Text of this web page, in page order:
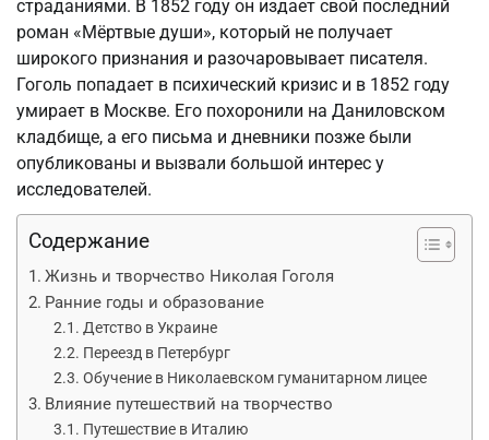
страданиями. В 1852 году он издает свой последний
роман «Мёртвые души», который не получает
широкого признания и разочаровывает писателя.
Гоголь попадает в психический кризис и в 1852 году
умирает в Москве. Его похоронили на Даниловском
кладбище, а его письма и дневники позже были
опубликованы и вызвали большой интерес у
исследователей.
Содержание
Жизнь и творчество Николая Гоголя
Ранние годы и образование
Детство в Украине
Переезд в Петербург
Обучение в Николаевском гуманитарном лицее
Влияние путешествий на творчество
Путешествие в Италию